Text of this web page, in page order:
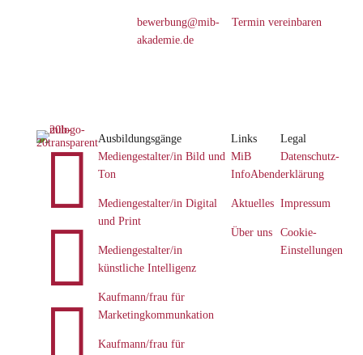
bewerbung@mib-
akademie.de
Termin vereinbaren



Ausbildungsgänge
Mediengestalter/in Bild und
Ton
Mediengestalter/in Digital
und Print
Mediengestalter/in
künstliche Intelligenz
Kaufmann/frau für
Marketingkommunkation
Kaufmann/frau für
Links
MiB
InfoAbend
Aktuelles
Über uns
Legal
Datenschutz­
erklärung
Impressum
Cookie-
Einstellungen